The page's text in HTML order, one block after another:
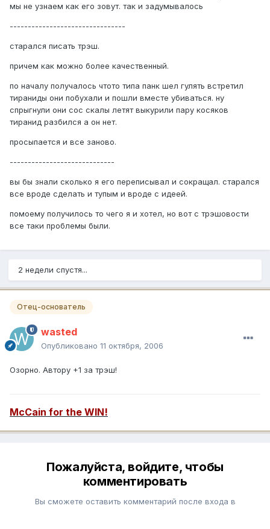
мы не узнаем как его зовут. так и задумывалось
--------------------------------
старался писать трэш.
причем как можно более качественный.
по началу получалось чтото типа панк шел гулять встретил
тираниды они побухали и пошли вместе убиваться. ну
спрыгнули они сос скалы летят выкурили пару косяков
тиранид разбился а он нет.
просыпается и все заново.
-----------------------------
вы бы знали сколько я его переписывал и сокращал. старался
все вроде сделать и тупым и вроде с идеей.
помоему получилось то чего я и хотел, но вот с трэшовости
все таки проблемы были.
2 недели спустя...
Отец-основатель
wasted
Опубликовано 11 октября, 2006
Озорно. Автору +1 за трэш!
McCain for the WIN!
Пожалуйста, войдите, чтобы
комментировать
Вы сможете оставить комментарий после входа в